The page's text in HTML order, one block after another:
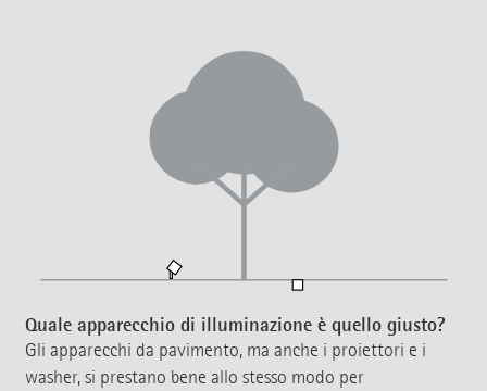
Quale apparecchio di illuminazione è quello giusto?
Gli apparecchi da pavimento, ma anche i proiettori e i
washer, si prestano bene allo stesso modo per